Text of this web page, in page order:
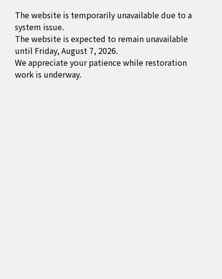
The website is temporarily unavailable due to a
system issue.
The website is expected to remain unavailable
until Friday, August 7, 2026.
We appreciate your patience while restoration
work is underway.